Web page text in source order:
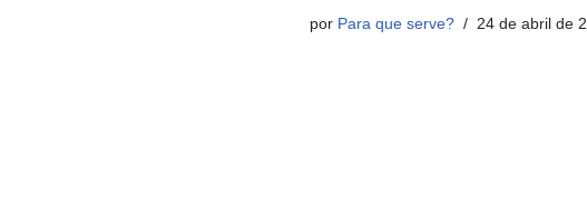
por Para que serve? 24 de abril de